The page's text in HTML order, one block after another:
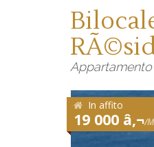
In affito
19 000 â‚¬/